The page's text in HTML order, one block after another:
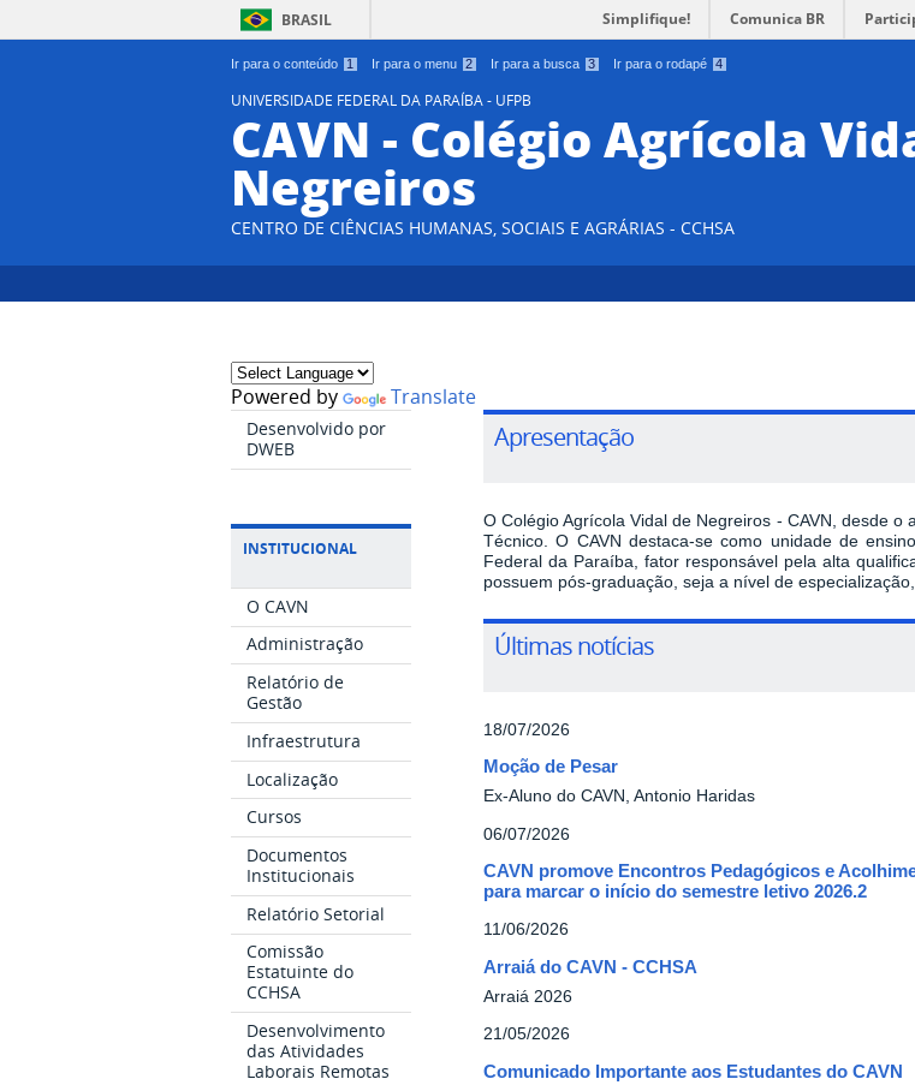
Ir para o conteúdo 1 Ir para o menu 2 Ir para a busca 3 Ir para o rodapé 4
BRASIL Simplifique! Comunica BR
UNIVERSIDADE FEDERAL DA PARAÍBA - UFPB
CAVN - Colégio Agrícola
Negreiros
CENTRO DE CIÊNCIAS HUMANAS, SOCIAIS E AGRÁRIAS - CCHSA
Powered by Translate
Desenvolvido por
DWEB
INSTITUCIONAL
O CAVN
Administração
Relatório de
Gestão
Infraestrutura
Localização
Cursos
Documentos
Institucionais
Relatório Setorial
Comissão
Estatuinte do
CCHSA
Desenvolvimento
das Atividades
Laborais Remotas
Apresentação
O Colégio Agrícola Vidal de Negreiros - CAVN, desde o
Técnico.O CAVN destaca-se como unidade de
Federal da Paraíba, fator responsável pela alta
possuem pós-graduação, seja a nível de
Últimas notícias
18/07/2026
Moção de Pesar
Ex-Aluno do CAVN, Antonio Haridas
06/07/2026
CAVN promove Encontros Pedagógicos e
para marcar o início do semestre letivo 2026.2
11/06/2026
Arraiá do CAVN - CCHSA
Arraiá 2026
21/05/2026
Comunicado Importante aos Estudantes do CAVN